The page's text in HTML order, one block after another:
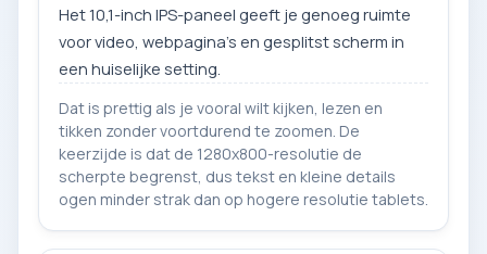
Het 10,1-inch IPS-paneel geeft je genoeg ruimte
voor video, webpagina’s en gesplitst scherm in
een huiselijke setting.
Dat is prettig als je vooral wilt kijken, lezen en
tikken zonder voortdurend te zoomen. De
keerzijde is dat de 1280x800-resolutie de
scherpte begrenst, dus tekst en kleine details
ogen minder strak dan op hogere resolutie tablets.